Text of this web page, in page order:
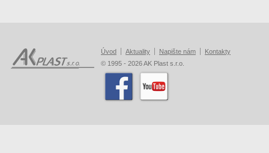
Úvod Aktuality Napište nám
Kontakty
© 1995 - 2026 AK Plast s.r.o.